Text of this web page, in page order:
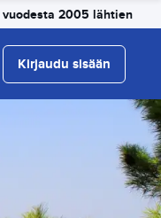
vuodesta 2005 lähtien
Kirjaudu sisään